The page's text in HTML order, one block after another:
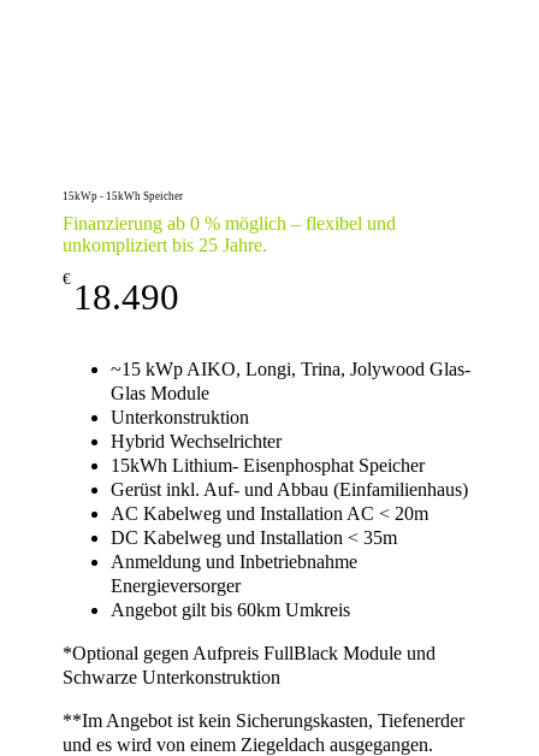
15kWp - 15kWh Speicher
Finanzierung ab 0 % möglich – flexibel und
unkompliziert bis 25 Jahre.
€ 18.490
~15 kWp AIKO, Longi, Trina, Jolywood Glas-
Glas Module
Unterkonstruktion
Hybrid Wechselrichter
15kWh Lithium- Eisenphosphat Speicher
Gerüst inkl. Auf- und Abbau (Einfamilienhaus)
AC Kabelweg und Installation AC < 20m
DC Kabelweg und Installation < 35m
Anmeldung und Inbetriebnahme
Energieversorger
Angebot gilt bis 60km Umkreis
*Optional gegen Aufpreis FullBlack Module und
Schwarze Unterkonstruktion
**Im Angebot ist kein Sicherungskasten, Tiefenerder
und es wird von einem Ziegeldach ausgegangen.